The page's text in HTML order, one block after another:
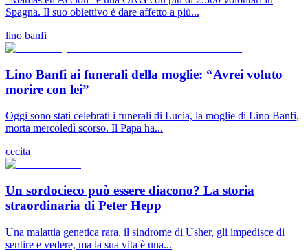
Spagna. Il suo obiettivo è dare affetto a più...
lino banfi
Lino Banfi ai funerali della moglie: “Avrei voluto
morire con lei”
Oggi sono stati celebrati i funerali di Lucia, la moglie di Lino Banfi,
morta mercoledì scorso. Il Papa ha...
cecita
Un sordocieco può essere diacono? La storia
straordinaria di Peter Hepp
Una malattia genetica rara, il sindrome di Usher, gli impedisce di
sentire e vedere, ma la sua vita è una...